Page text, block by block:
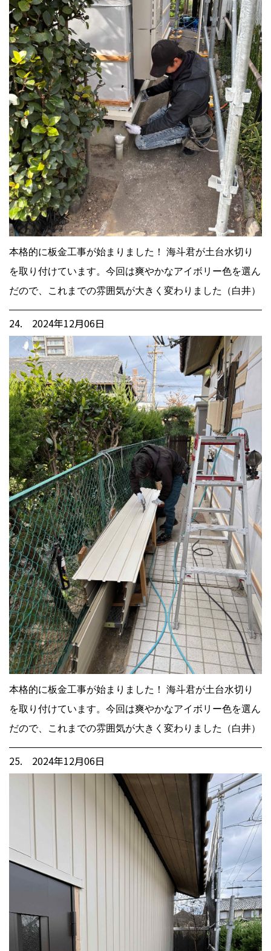
本格的に板金工事が始まりました！ 海斗君が土台水切り
を取り付けています。今回は爽やかなアイボリー色を選ん
だので、これまでの雰囲気が大きく変わりました（白井）
24. 2024年12月06日
本格的に板金工事が始まりました！ 海斗君が土台水切り
を取り付けています。今回は爽やかなアイボリー色を選ん
だので、これまでの雰囲気が大きく変わりました（白井）
25. 2024年12月06日